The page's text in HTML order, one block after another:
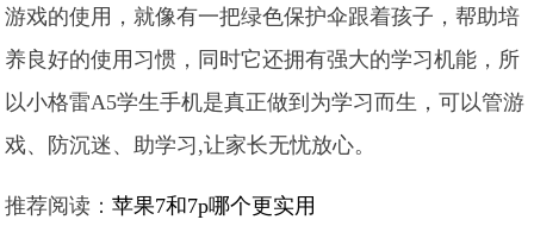
游戏的使用，就像有一把绿色保护伞跟着孩子，帮助培
养良好的使用习惯，同时它还拥有强大的学习机能，所
以小格雷A5学生手机是真正做到为学习而生，可以管游
戏、防沉迷、助学习,让家长无忧放心。
推荐阅读：苹果7和7p哪个更实用